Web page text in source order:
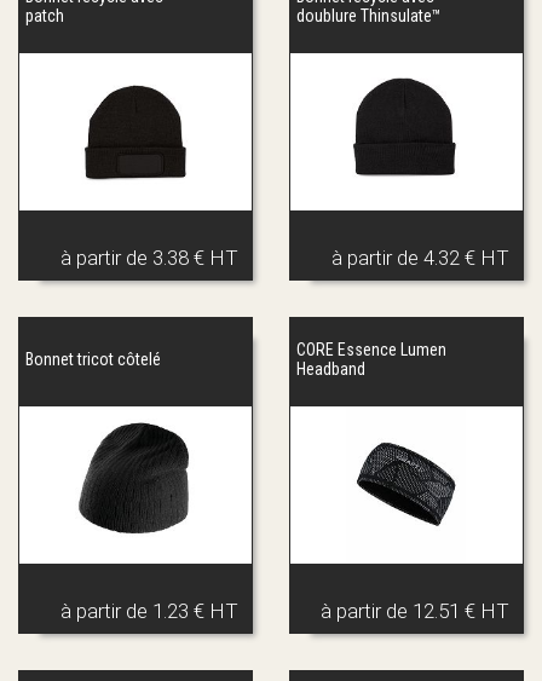
patch
à partir de 3.38 € HT
doublure Thinsulate™
à partir de 4.32 € HT
Bonnet tricot côtelé
à partir de 1.23 € HT
CORE Essence Lumen
Headband
à partir de 12.51 € HT